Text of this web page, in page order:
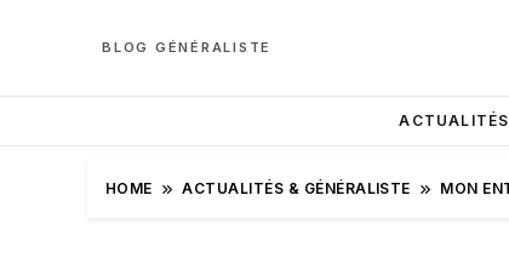
BLOG GÉNÉRALISTE
HOME ACTUALITÉS & GÉNÉRALISTE MON